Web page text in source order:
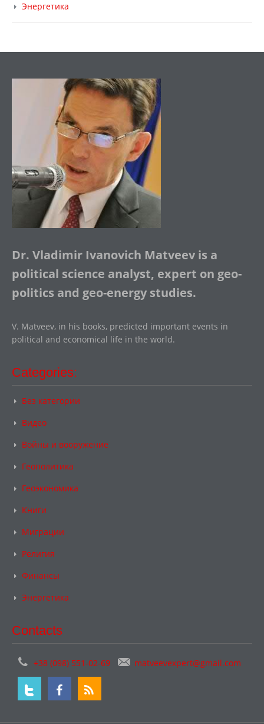
Энергетика
Dr. Vladimir Ivanovich Matveev is a
political science analyst, expert on geo-
politics and geo-energy studies.
V. Matveev, in his books, predicted important events in
political and economical life in the world.
Categories:
Без категории
Видео
Войны и вооружение
Геополитика
Геоэкономика
Книги
Миграции
Религия
Финансы
Энергетика
Contacts
+38 (098) 551-02-69 matveevexpert@gmail.com